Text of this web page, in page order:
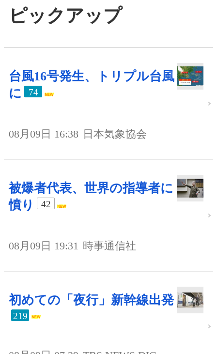
ピックアップ
台風16号発生、トリプル台風
に
74
08月09日 16:38 日本気象協会
被爆者代表、世界の指導者に
憤り
42
08月09日 19:31 時事通信社
初めての「夜行」新幹線出発
219